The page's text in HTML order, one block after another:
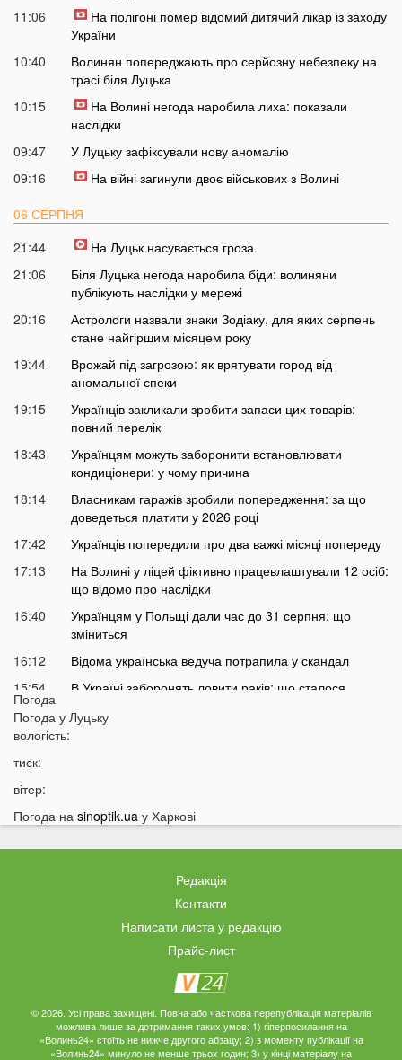
11:06
На полігоні помер відомий дитячий лікар із заходу
України
10:40
Волинян попереджають про серйозну небезпеку на
трасі біля Луцька
10:15
На Волині негода наробила лиха: показали
наслідки
09:47
У Луцьку зафіксували нову аномалію
09:16
На війні загинули двоє військових з Волині
06 СЕРПНЯ
21:44
На Луцьк насувається гроза
21:06
Біля Луцька негода наробила біди: волиняни
публікують наслідки у мережі
20:16
Астрологи назвали знаки Зодіаку, для яких серпень
стане найгіршим місяцем року
19:44
Врожай під загрозою: як врятувати город від
аномальної спеки
19:15
Українців закликали зробити запаси цих товарів:
повний перелік
18:43
Українцям можуть заборонити встановлювати
кондиціонери: у чому причина
18:14
Власникам гаражів зробили попередження: за що
доведеться платити у 2026 році
17:42
Українців попередили про два важкі місяці попереду
17:13
На Волині у ліцей фіктивно працевлаштували 12 осіб:
що відомо про наслідки
16:40
Українцям у Польщі дали час до 31 серпня: що
зміниться
16:12
Відома українська ведуча потрапила у скандал
15:54
В Україні заборонять ловити раків: що сталося
15:23
На фронті загинув військовий з Луцька
15:05
14:53
14:26
У Польщі підлітки розпилили пекучу речовину на 14-
річного українця
Жителів українських міст закликають не виходити
сьогодні на вулицю: що сталося
Екстрасенс назвав дату початку мирних переговорів з
Лучани масово їздять на червоне світло навіть
після смертельної аварії на Соборності: шокуючі
кадри
В Україні пропонують змінити правила мобілізації:
Погода
Погода у Луцьку
вологість:
тиск:
вітер:
Погода на sinoptik.ua у Харкові
Редакція
Контакти
Написати листа у редакцію
Прайс-лист
© 2026. Усі права захищені. Повна або часткова перепублікація матеріалів
можлива лише за дотримання таких умов: 1) гіперпосилання на
«Волинь24» стоїть не нижче другого абзацу; 2) з моменту публікації на
«Волинь24» минуло не менше трьох годин; 3) у кінці матеріалу на